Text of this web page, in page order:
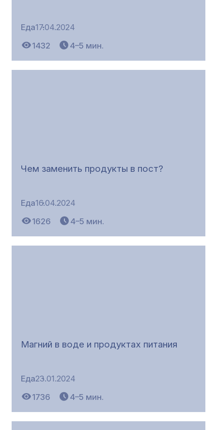
Еда17.04.2024
1432
4–5 мин.
Чем заменить продукты в пост?
Еда16.04.2024
1626
4–5 мин.
Магний в воде и продуктах питания
Еда23.01.2024
1736
4–5 мин.